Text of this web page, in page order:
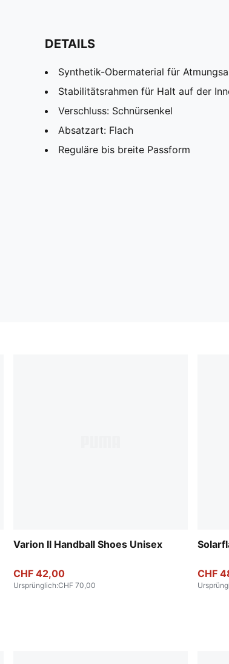
DETAILS
Synthetik-Obermaterial für
Stabilitätsrahmen für Halt auf der
Verschluss: Schnürsenkel
Absatzart: Flach
Reguläre bis breite Passform
Varion II Handball Shoes Unisex
CHF 42,00
Ursprünglich:CHF 70,00
CHF